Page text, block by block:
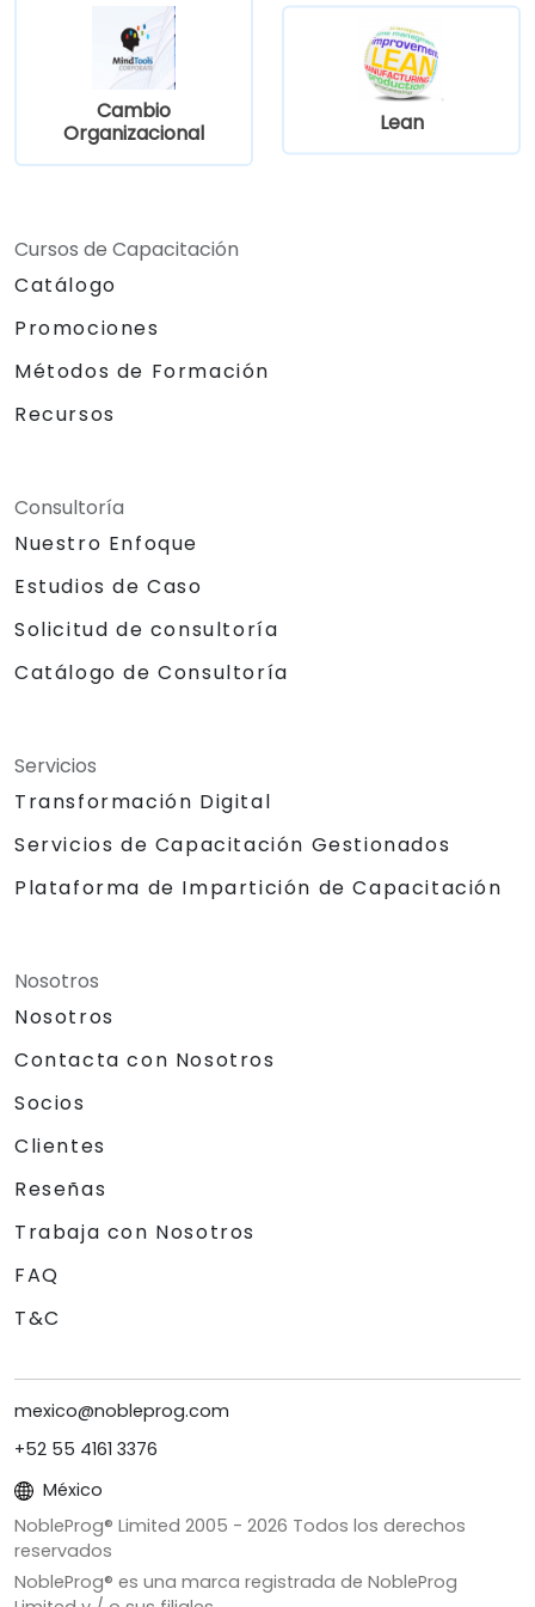
Cambio
Organizacional
Lean
Cursos de Capacitación
Catálogo
Promociones
Métodos de Formación
Recursos
Consultoría
Nuestro Enfoque
Estudios de Caso
Solicitud de consultoría
Catálogo de Consultoría
Servicios
Transformación Digital
Servicios de Capacitación Gestionados
Plataforma de Impartición de Capacitación
Nosotros
Nosotros
Contacta con Nosotros
Socios
Clientes
Reseñas
Trabaja con Nosotros
FAQ
T&C
mexico@nobleprog.com
+52 55 4161 3376
México
NobleProg® Limited 2005 - 2026 Todos los derechos
reservados
NobleProg® es una marca registrada de NobleProg